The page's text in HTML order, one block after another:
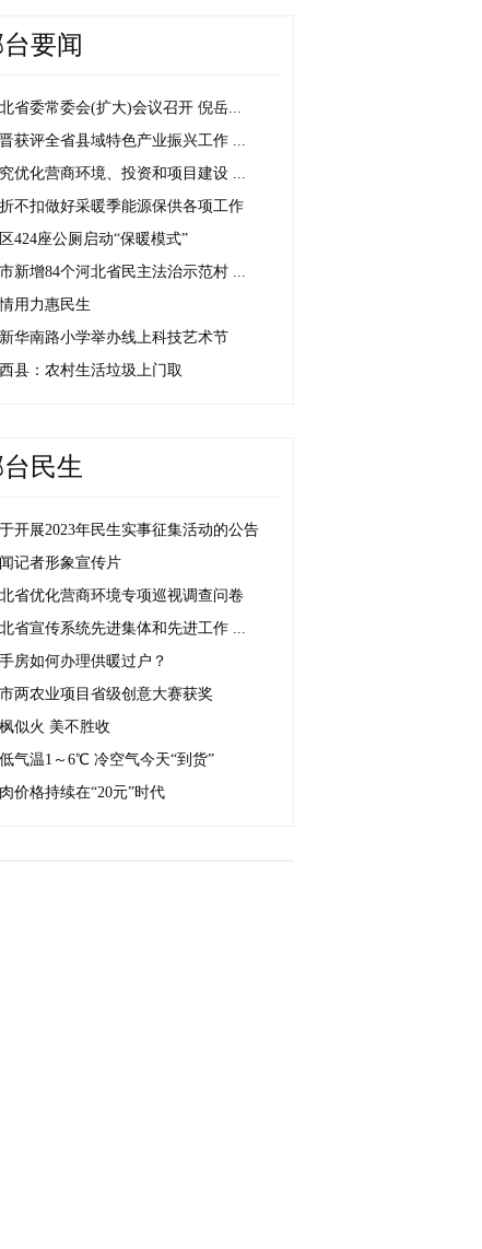
要闻
省委常委会(扩大)会议召开 倪岳...
获评全省县域特色产业振兴工作 ...
优化营商环境、投资和项目建设 ...
不扣做好采暖季能源保供各项工作
424座公厕启动“保暖模式”
新增84个河北省民主法治示范村 ...
用力惠民生
华南路小学举办线上科技艺术节
县：农村生活垃圾上门取
民生
开展2023年民生实事征集活动的公告
记者形象宣传片
省优化营商环境专项巡视调查问卷
省宣传系统先进集体和先进工作 ...
房如何办理供暖过户？
两农业项目省级创意大赛获奖
似火 美不胜收
气温1～6℃ 冷空气今天“到货”
价格持续在“20元”时代